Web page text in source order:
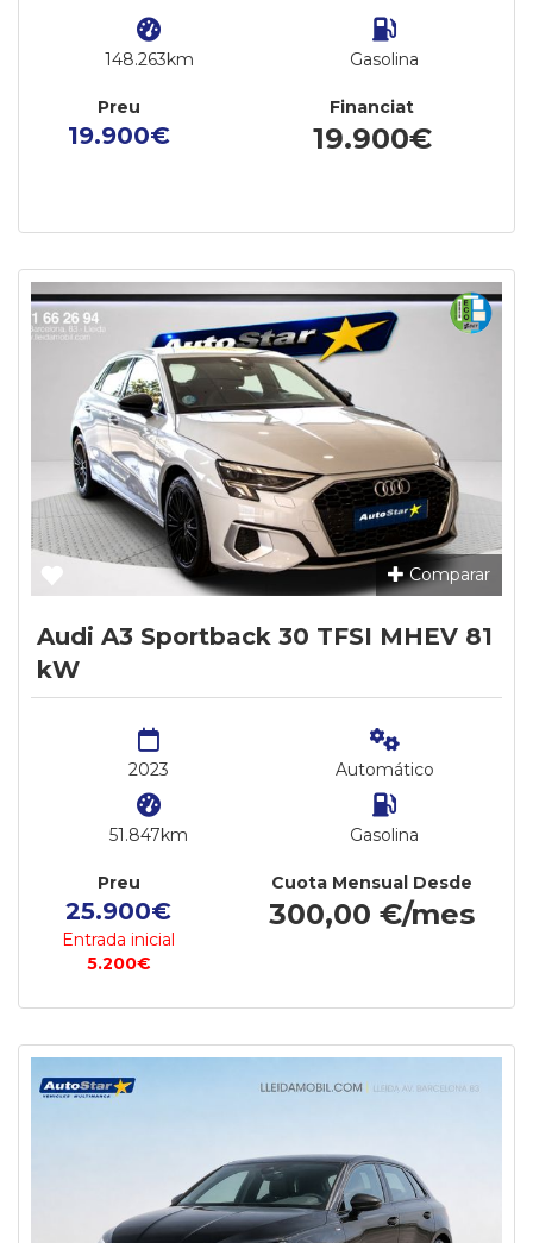
148.263km Gasolina
Preu
19.900€
Financiat
19.900€
Comparar
Audi A3 Sportback 30 TFSI MHEV 81
kW
2023
51.847km
Automático
Gasolina
Preu
25.900€
Entrada inicial
5.200€
Cuota Mensual Desde
300,00 €/mes